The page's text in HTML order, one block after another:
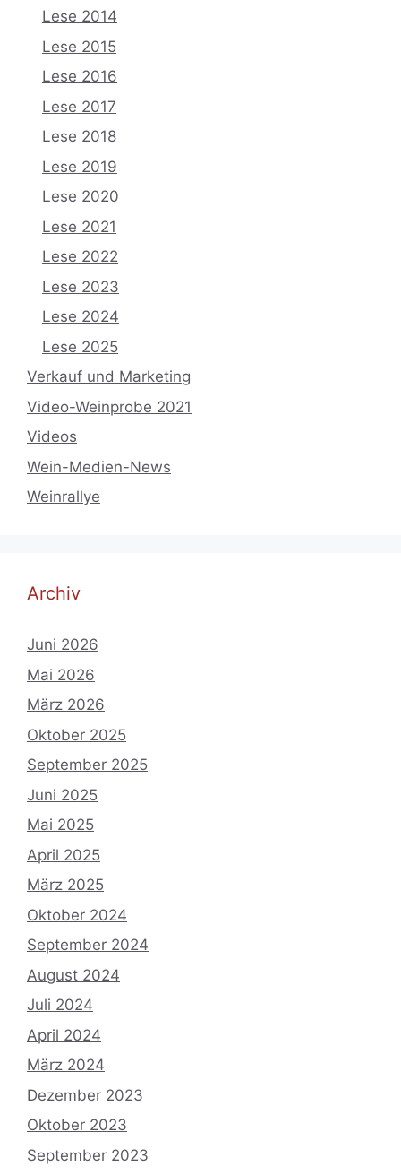
Lese 2014
Lese 2015
Lese 2016
Lese 2017
Lese 2018
Lese 2019
Lese 2020
Lese 2021
Lese 2022
Lese 2023
Lese 2024
Lese 2025
Verkauf und Marketing
Video-Weinprobe 2021
Videos
Wein-Medien-News
Weinrallye
Archiv
Juni 2026
Mai 2026
März 2026
Oktober 2025
September 2025
Juni 2025
Mai 2025
April 2025
März 2025
Oktober 2024
September 2024
August 2024
Juli 2024
April 2024
März 2024
Dezember 2023
Oktober 2023
September 2023